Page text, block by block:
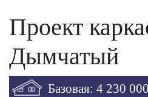
Проект
Дымчатый
Базовая: 4 230